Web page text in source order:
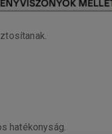
hatékonyság.